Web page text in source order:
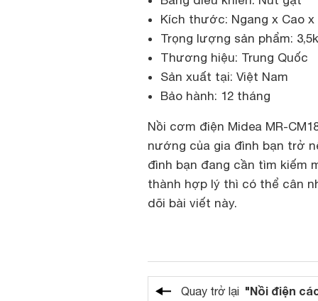
Kích thước: Ngang x Cao x
Trọng lượng sản phẩm:
Thương hiệu: Trung Quốc
Sản xuất tại: Việt Nam
Bảo hành: 12 tháng
Nồi cơm điện Midea MR-
nướng của gia đình bạn trở
đình bạn đang cần tìm kiếm
thành hợp lý thì có thể cân
dõi bài viết này.
Quay trở lại "Nồi điện